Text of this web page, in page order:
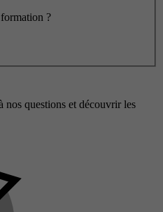
?
nos questions et découvrir les